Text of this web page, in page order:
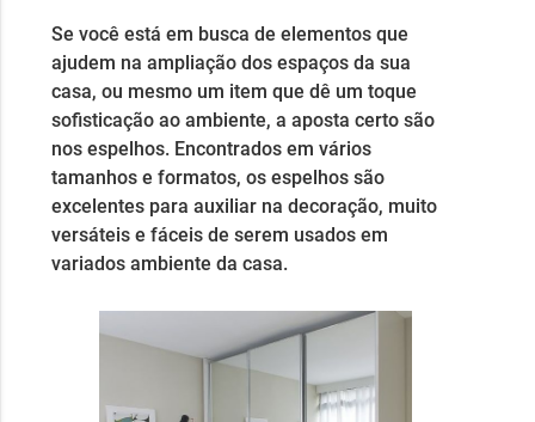
Se você está em busca de elementos que
ajudem na ampliação dos espaços da sua
casa, ou mesmo um item que dê um toque
sofisticação ao ambiente, a aposta certo são
nos espelhos. Encontrados em vários
tamanhos e formatos, os espelhos são
excelentes para auxiliar na decoração, muito
versáteis e fáceis de serem usados em
variados ambiente da casa.